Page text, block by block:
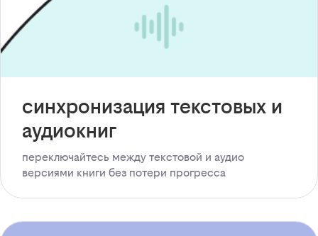
синхронизация текстовых и
аудиокниг
переключайтесь между текстовой и аудио
версиями книги без потери прогресса